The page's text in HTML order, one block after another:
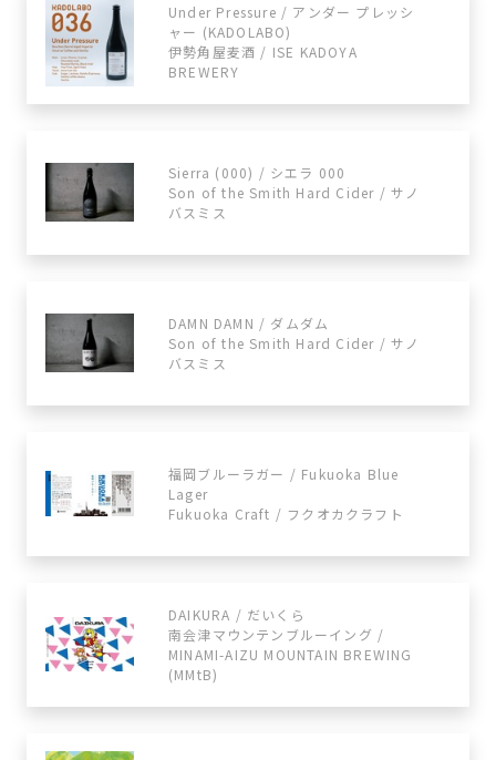
Under Pressure / アンダー プレッシ
ャー (KADOLABO)
伊勢角屋麦酒 / ISE KADOYA
BREWERY
Sierra (000) / シエラ 000
Son of the Smith Hard Cider / サノ
バスミス
DAMN DAMN / ダムダム
Son of the Smith Hard Cider / サノ
バスミス
福岡ブルーラガー / Fukuoka Blue
Lager
Fukuoka Craft / フクオカクラフト
DAIKURA / だいくら
南会津マウンテンブルーイング /
MINAMI-AIZU MOUNTAIN BREWING
(MMtB)